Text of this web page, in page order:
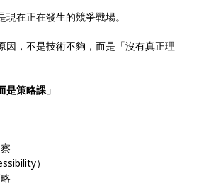
在正在發生的競爭戰場。
因，不是技術不夠，而是「沒有真正理
是策略課」
）